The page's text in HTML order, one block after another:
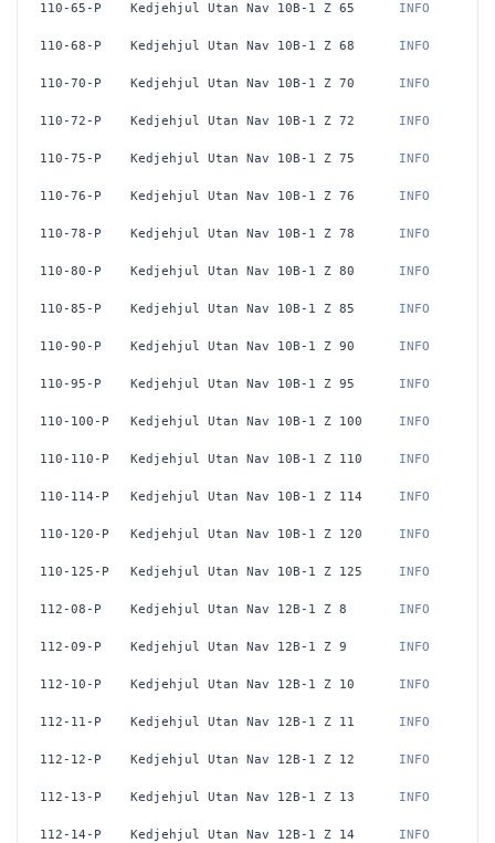
110-65-P Kedjehjul Utan Nav 10B-1 Z 65 INFO
110-68-P Kedjehjul Utan Nav 10B-1 Z 68 INFO
110-70-P Kedjehjul Utan Nav 10B-1 Z 70 INFO
110-72-P Kedjehjul Utan Nav 10B-1 Z 72 INFO
110-75-P Kedjehjul Utan Nav 10B-1 Z 75 INFO
110-76-P Kedjehjul Utan Nav 10B-1 Z 76 INFO
110-78-P Kedjehjul Utan Nav 10B-1 Z 78 INFO
110-80-P Kedjehjul Utan Nav 10B-1 Z 80 INFO
110-85-P Kedjehjul Utan Nav 10B-1 Z 85 INFO
110-90-P Kedjehjul Utan Nav 10B-1 Z 90 INFO
110-95-P Kedjehjul Utan Nav 10B-1 Z 95 INFO
110-100-P Kedjehjul Utan Nav 10B-1 Z 100 INFO
110-110-P Kedjehjul Utan Nav 10B-1 Z 110 INFO
110-114-P Kedjehjul Utan Nav 10B-1 Z 114 INFO
110-120-P Kedjehjul Utan Nav 10B-1 Z 120 INFO
110-125-P Kedjehjul Utan Nav 10B-1 Z 125 INFO
112-08-P Kedjehjul Utan Nav 12B-1 Z 8 INFO
112-09-P Kedjehjul Utan Nav 12B-1 Z 9 INFO
112-10-P Kedjehjul Utan Nav 12B-1 Z 10 INFO
112-11-P Kedjehjul Utan Nav 12B-1 Z 11 INFO
112-12-P Kedjehjul Utan Nav 12B-1 Z 12 INFO
112-13-P Kedjehjul Utan Nav 12B-1 Z 13 INFO
112-14-P Kedjehjul Utan Nav 12B-1 Z 14 INFO